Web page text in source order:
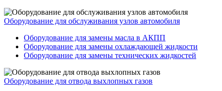
Оборудование для обслуживания узлов автомобиля
Оборудование для замены масла в АКПП
Оборудование для замены охлаждающей жидкости
Оборудование для замены технических жидкостей
Оборудование для отвода выхлопных газов